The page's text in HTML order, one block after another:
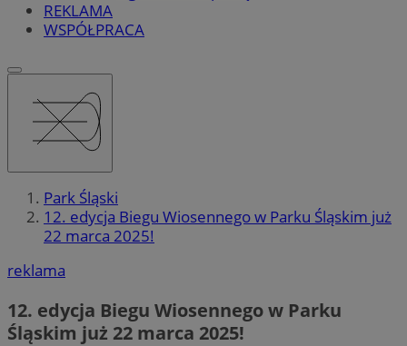
REKLAMA
WSPÓŁPRACA
Park Śląski
12. edycja Biegu Wiosennego w Parku Śląskim już
22 marca 2025!
reklama
12. edycja Biegu Wiosennego w Parku
Śląskim już 22 marca 2025!